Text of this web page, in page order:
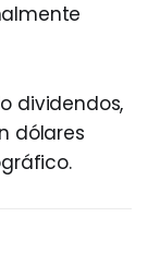
dividendos,
dólares